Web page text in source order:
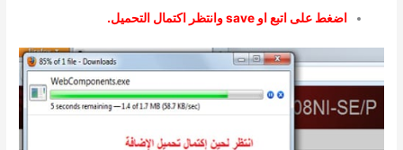
اضغط على اتبع او save وانتظر اكتمال التحميل.